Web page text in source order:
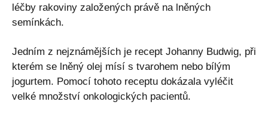
léčby rakoviny založených právě na lněných
semínkách.
Jedním z nejznámějších je recept Johanny Budwig, při
kterém se lněný olej mísí s tvarohem nebo bílým
jogurtem. Pomocí tohoto receptu dokázala vyléčit
velké množství onkologických pacientů.